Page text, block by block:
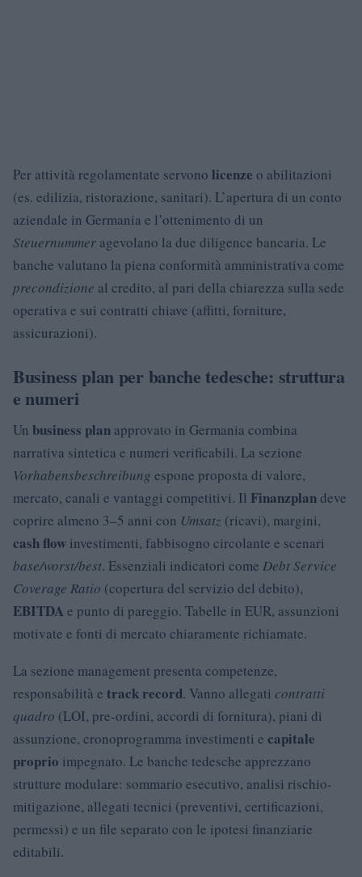
Per attività regolamentate servono licenze o abilitazioni
(es. edilizia, ristorazione, sanitari). L’apertura di un conto
aziendale in Germania e l’ottenimento di un
Steuernummer agevolano la due diligence bancaria. Le
banche valutano la piena conformità amministrativa come
precondizione al credito, al pari della chiarezza sulla sede
operativa e sui contratti chiave (affitti, forniture,
assicurazioni).
Business plan per banche tedesche: struttura
e numeri
Un business plan approvato in Germania combina
narrativa sintetica e numeri verificabili. La sezione
Vorhabensbeschreibung espone proposta di valore,
mercato, canali e vantaggi competitivi. Il Finanzplandeve
coprire almeno 3–5 anni con Umsatz (ricavi), margini,
cash flow investimenti, fabbisogno circolante e scenari
base/worst/best. Essenziali indicatori come Debt Service
Coverage Ratio (copertura del servizio del debito),
EBITDA e punto di pareggio. Tabelle in EUR, assunzioni
motivate e fonti di mercato chiaramente richiamate.
La sezione management presenta competenze,
responsabilità e track record. Vanno allegati contratti
quadro (LOI, pre-ordini, accordi di fornitura), piani di
assunzione, cronoprogramma investimenti e capitale
proprio impegnato. Le banche tedesche apprezzano
strutture modulare: sommario esecutivo, analisi rischio-
mitigazione, allegati tecnici (preventivi, certificazioni,
permessi) e un file separato con le ipotesi finanziarie
editabili.